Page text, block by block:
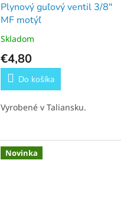
Plynový guľový ventil 3/8"
MF motýľ
Skladom
€4,80
Do košíka
Vyrobené v Taliansku.
Novinka